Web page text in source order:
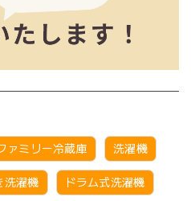
ァミリー冷蔵庫 洗濯機
洗濯機 ドラム式洗濯機